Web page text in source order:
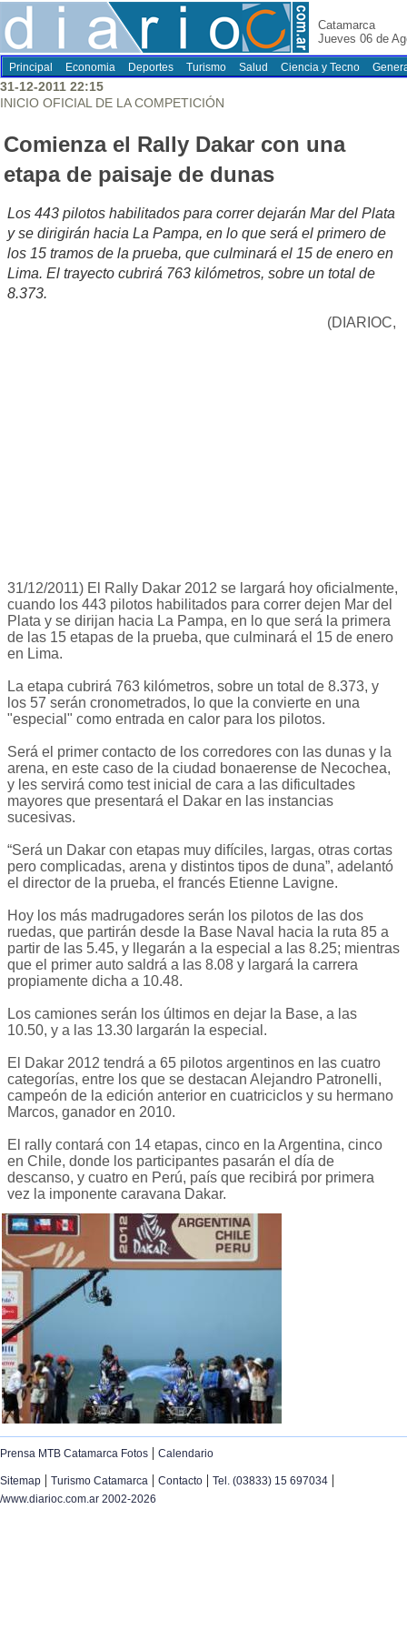
Catamarca
Jueves 06 de
Principal Economia Deportes Turismo Salud Ciencia y Tecno
31-12-2011 22:15
INICIO OFICIAL DE LA COMPETICIÓN
Comienza el Rally Dakar con una
etapa de paisaje de dunas
Los 443 pilotos habilitados para correr dejarán Mar del Plata
y se dirigirán hacia La Pampa, en lo que será el primero de
los 15 tramos de la prueba, que culminará el 15 de enero en
Lima. El trayecto cubrirá 763 kilómetros, sobre un total de
8.373.
(DIARIOC,
31/12/2011) El Rally Dakar 2012 se largará hoy oficialmente,
cuando los 443 pilotos habilitados para correr dejen Mar del
Plata y se dirijan hacia La Pampa, en lo que será la primera
de las 15 etapas de la prueba, que culminará el 15 de enero
en Lima.
La etapa cubrirá 763 kilómetros, sobre un total de 8.373, y
los 57 serán cronometrados, lo que la convierte en una
"especial" como entrada en calor para los pilotos.
Será el primer contacto de los corredores con las dunas y la
arena, en este caso de la ciudad bonaerense de Necochea,
y les servirá como test inicial de cara a las dificultades
mayores que presentará el Dakar en las instancias
sucesivas.
“Será un Dakar con etapas muy difíciles, largas, otras cortas
pero complicadas, arena y distintos tipos de duna”, adelantó
el director de la prueba, el francés Etienne Lavigne.
Hoy los más madrugadores serán los pilotos de las dos
ruedas, que partirán desde la Base Naval hacia la ruta 85 a
partir de las 5.45, y llegarán a la especial a las 8.25; mientras
que el primer auto saldrá a las 8.08 y largará la carrera
propiamente dicha a 10.48.
Los camiones serán los últimos en dejar la Base, a las
10.50, y a las 13.30 largarán la especial.
El Dakar 2012 tendrá a 65 pilotos argentinos en las cuatro
categorías, entre los que se destacan Alejandro Patronelli,
campeón de la edición anterior en cuatriciclos y su hermano
Marcos, ganador en 2010.
El rally contará con 14 etapas, cinco en la Argentina, cinco
en Chile, donde los participantes pasarán el día de
descanso, y cuatro en Perú, país que recibirá por primera
vez la imponente caravana Dakar.
Prensa MTB Catamarca Fotos | Calendario
Sitemap | Turismo Catamarca | Contacto | Tel. (03833) 15 697034 |
/www.diarioc.com.ar 2002-2026